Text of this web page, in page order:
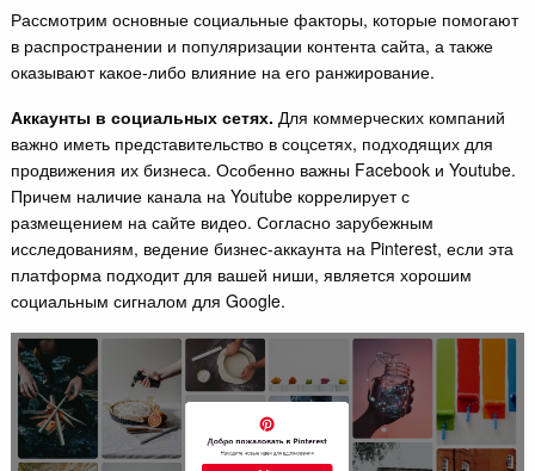
Рассмотрим основные социальные факторы, которые помогают
в распространении и популяризации контента сайта, а также
оказывают какое-либо влияние на его ранжирование.
Аккаунты в социальных сетях. Для коммерческих компаний
важно иметь представительство в соцсетях, подходящих для
продвижения их бизнеса. Особенно важны Facebook и Youtube.
Причем наличие канала на Youtube коррелирует с
размещением на сайте видео. Согласно зарубежным
исследованиям, ведение бизнес-аккаунта на Pinterest, если эта
платформа подходит для вашей ниши, является хорошим
социальным сигналом для Google.